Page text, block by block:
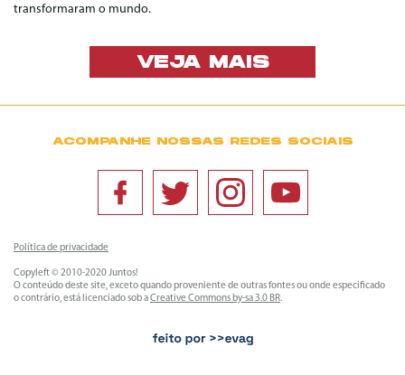
transformaram o mundo.
VEJA MAIS
ACOMPANHE NOSSAS REDES SOCIAIS
Política de privacidade
Copyleft © 2010-2020 Juntos!
O conteúdo deste site, exceto quando proveniente de outras fontes ou onde especificado
o contrário, está licenciado sob aCreative Commons by-sa 3.0 BR.